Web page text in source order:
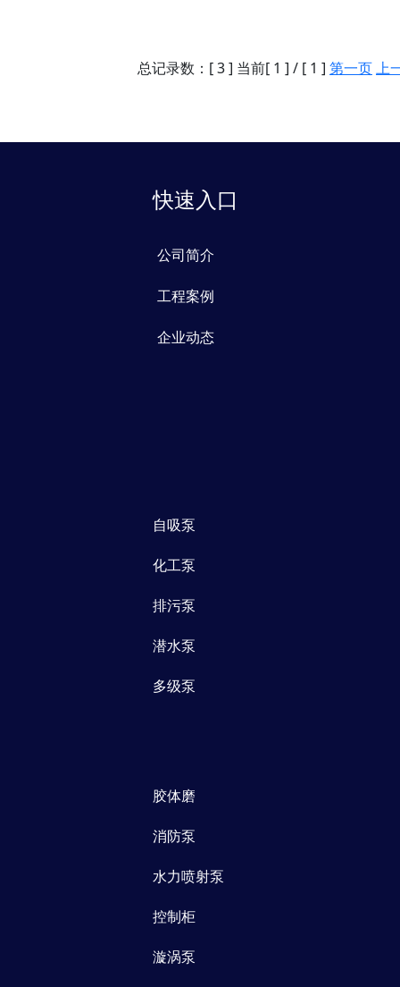
总记录数：[ 3 ] 当前[ 1 ] / [ 1 ] 第一页上
快速入口
公司简介
工程案例
企业动态
自吸泵
化工泵
排污泵
潜水泵
多级泵
胶体磨
消防泵
水力喷射泵
控制柜
漩涡泵